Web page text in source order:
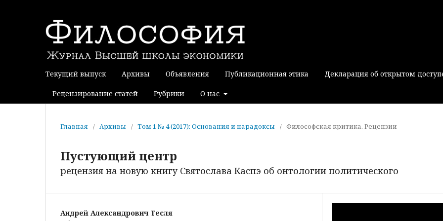
Текущий выпуск Архивы Объявления Публикационная этика Декларация об открытом
Рецензирование статей Рубрики О нас
Главная / Архивы / Том 1 № 4 (2017): Основания и парадоксы / Философская критика. Рецензии
Пустующий центр
рецензия на новую книгу Святослава Каспэ об онтологии политического
Андрей Александрович Тесля